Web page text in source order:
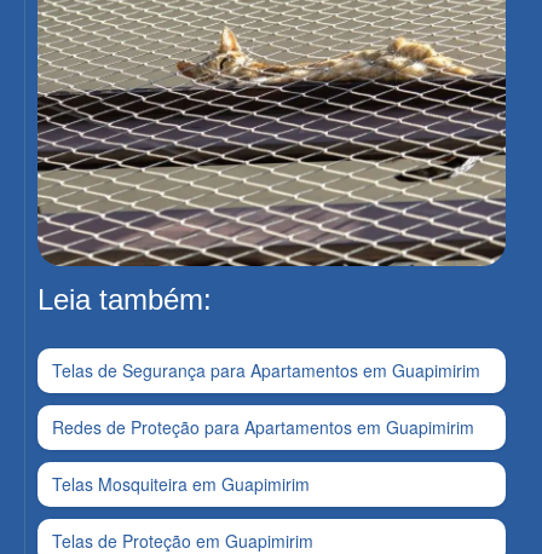
Leia também:
Telas de Segurança para Apartamentos em Guapimirim
Redes de Proteção para Apartamentos em Guapimirim
Telas Mosquiteira em Guapimirim
Telas de Proteção em Guapimirim